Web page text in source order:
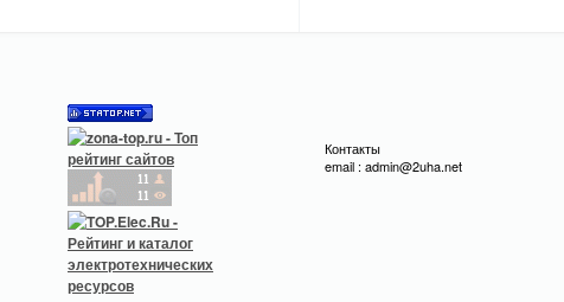
Контакты
email : admin@2uha.net